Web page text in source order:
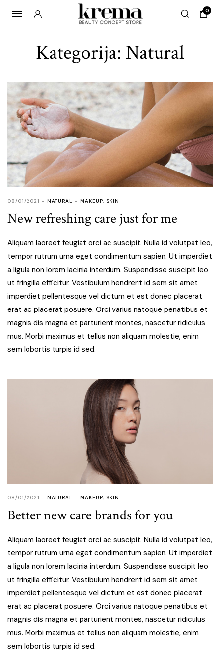
0
Kategorija: Natural
08/01/2021 NATURAL MAKEUP, SKIN
New refreshing care just for me
Aliquam laoreet feugiat orci ac suscipit. Nulla id volutpat leo,
tempor rutrum urna eget condimentum sapien. Ut imperdiet
a ligula non lorem lacinia interdum. Suspendisse suscipit leo
ut fringilla efficitur. Vestibulum hendrerit id sem sit amet
imperdiet pellentesque vel dictum et est donec placerat
erat ac placerat posuere. Orci varius natoque penatibus et
magnis dis magna et parturient montes, nascetur ridiculus
mus. Morbi maximus et tellus non aliquam molestie, enim
sem lobortis turpis id sed.
08/01/2021 NATURAL MAKEUP, SKIN
Better new care brands for you
Aliquam laoreet feugiat orci ac suscipit. Nulla id volutpat leo,
tempor rutrum urna eget condimentum sapien. Ut imperdiet
a ligula non lorem lacinia interdum. Suspendisse suscipit leo
ut fringilla efficitur. Vestibulum hendrerit id sem sit amet
imperdiet pellentesque vel dictum et est donec placerat
erat ac placerat posuere. Orci varius natoque penatibus et
magnis dis magna et parturient montes, nascetur ridiculus
mus. Morbi maximus et tellus non aliquam molestie, enim
sem lobortis turpis id sed.